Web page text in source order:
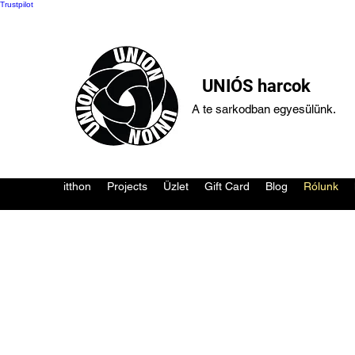
Trustpilot
UNIÓS harcok
A te sarkodban egyesülünk.
itthon Projects Üzlet Gift Card Blog Rólunk